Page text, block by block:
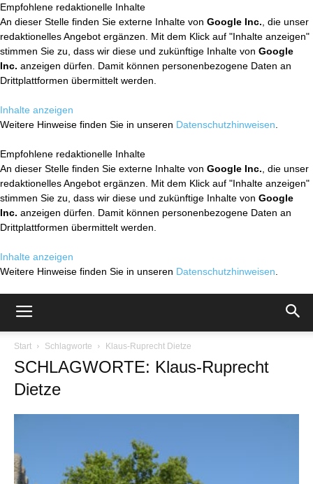
Empfohlene redaktionelle Inhalte
An dieser Stelle finden Sie externe Inhalte von Google Inc. , die unser
redaktionelles Angebot ergänzen. Mit dem Klick auf "Inhalte anzeigen"
stimmen Sie zu, dass wir diese und zukünftige Inhalte von Google
Inc. anzeigen dürfen. Damit können personenbezogene Daten an
Drittplattformen übermittelt werden.
Inhalte anzeigen
Weitere Hinweise finden Sie in unseren Datenschutzhinweisen
Empfohlene redaktionelle Inhalte
An dieser Stelle finden Sie externe Inhalte von Google Inc. , die unser
redaktionelles Angebot ergänzen. Mit dem Klick auf "Inhalte anzeigen"
stimmen Sie zu, dass wir diese und zukünftige Inhalte von Google
Inc. anzeigen dürfen. Damit können personenbezogene Daten an
Drittplattformen übermittelt werden.
Inhalte anzeigen
Weitere Hinweise finden Sie in unseren Datenschutzhinweisen
Start Schlagworte Klaus-Ruprecht Dietze
SCHLAGWORTE: Klaus-Ruprecht
Dietze